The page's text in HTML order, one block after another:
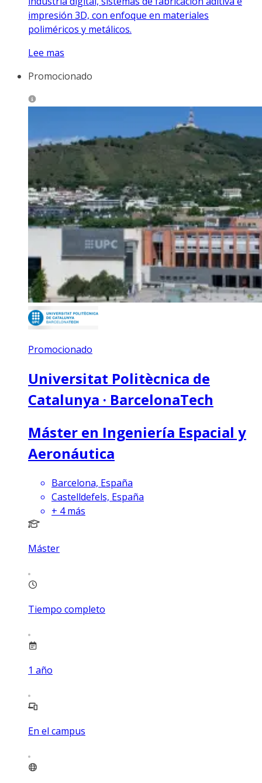
impresión 3D, con enfoque en materiales
poliméricos y metálicos.
Lee mas
Promocionado
Promocionado
Universitat Politècnica de
Catalunya · BarcelonaTech
Máster en Ingeniería Espacial y
Aeronáutica
Barcelona, España
Castelldefels, España
+ 4 más
Máster
Tiempo completo
1 año
En el campus